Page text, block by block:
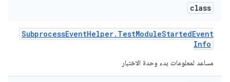
class
SubprocessEventHelper. TestModuleStartedEvent
Info
مساعد لمعلومات بدء وحدة الاختبار